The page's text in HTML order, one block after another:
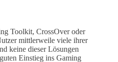
Toolkit, CrossOver oder
mittlerweile viele ihrer
keine dieser Lösungen
Einstieg ins Gaming